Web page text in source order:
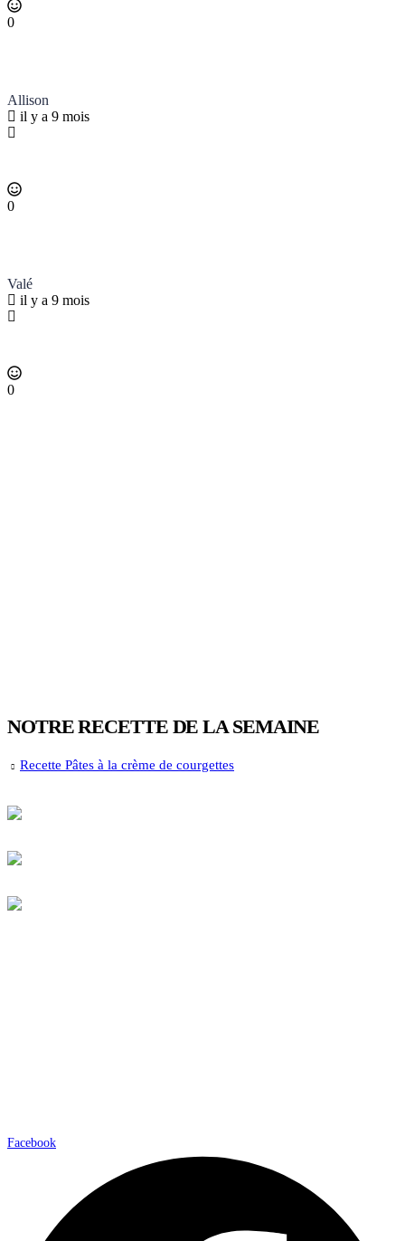
0
Allison
il y a 9 mois
0
Valé
il y a 9 mois
0
NOTRE RECETTE DE LA SEMAINE
Recette Pâtes à la crème de courgettes
Facebook